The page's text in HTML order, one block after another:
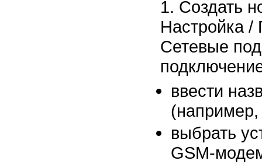
1. Создать
Настройка /
Сетевые
ввести
выбрать
GSM-